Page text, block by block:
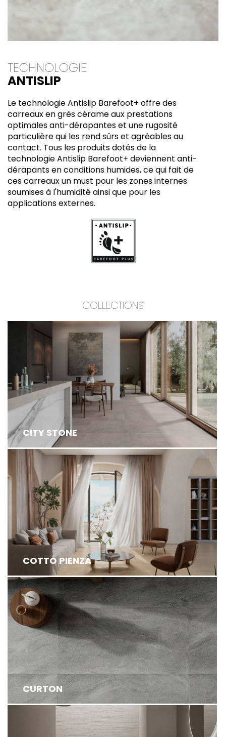
TECHNOLOGIE
ANTISLIP
Le technologie Antislip Barefoot+ offre des
carreaux en grès cérame aux prestations
optimales anti-dérapantes et une rugosité
particulière qui les rend sûrs et agréables au
contact. Tous les produits dotés de la
technologie Antislip Barefoot+ deviennent anti-
dérapants en conditions humides, ce qui fait de
ces carreaux un must pour les zones internes
soumises à l'humidité ainsi que pour les
applications externes.
COLLECTIONS
CITY STONE
COTTO PIENZA
INSPIRED BY THE TRADITIONAL ITALIAN COTTO
FROM TUSCANY, EXUDE TIMELESS CHARM ...
CURTON